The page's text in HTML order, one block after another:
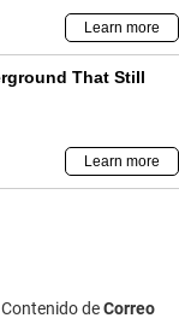
Contenido deCorreo